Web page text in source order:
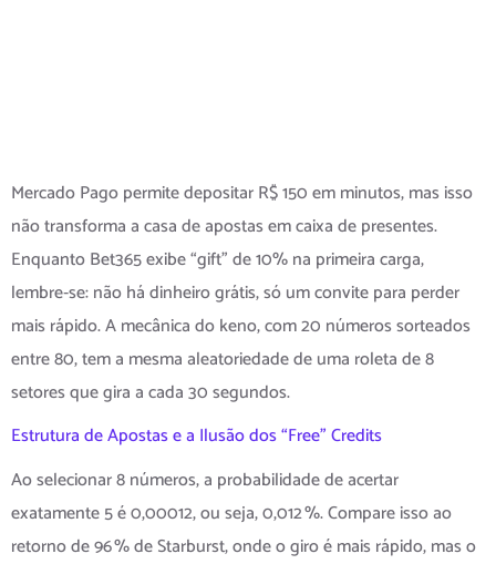
Mercado Pago permite depositar R$ 150 em minutos, mas isso
não transforma a casa de apostas em caixa de presentes.
Enquanto Bet365 exibe “gift” de 10% na primeira carga,
lembre‑se: não há dinheiro grátis, só um convite para perder
mais rápido. A mecânica do keno, com 20 números sorteados
entre 80, tem a mesma aleatoriedade de uma roleta de 8
setores que gira a cada 30 segundos.
Estrutura de Apostas e a Ilusão dos “Free” Credits
Ao selecionar 8 números, a probabilidade de acertar
exatamente 5 é 0,00012, ou seja, 0,012 %. Compare isso ao
retorno de 96 % de Starburst, onde o giro é mais rápido, mas o